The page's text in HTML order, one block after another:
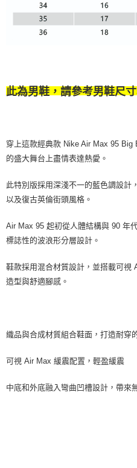
此為男鞋，請參考男鞋尺
穿上這款經典款 Nike Air Max 95
的盛大舞台上盡情表達熱愛。
此特別版採用深淺不一的藍色調設計
以及復古英倫街頭風格。
Air Max 95 起初從人體結構與 90 年
標誌性的波浪形分層設計。
鞋款採用混合材質設計，並搭載可視
造型與舒適腳感。
織品與合成材質組合鞋面，打造耐穿
可視 Air Max 緩震配置，輕盈緩震
中底和外底融入彎曲凹槽設計，帶來